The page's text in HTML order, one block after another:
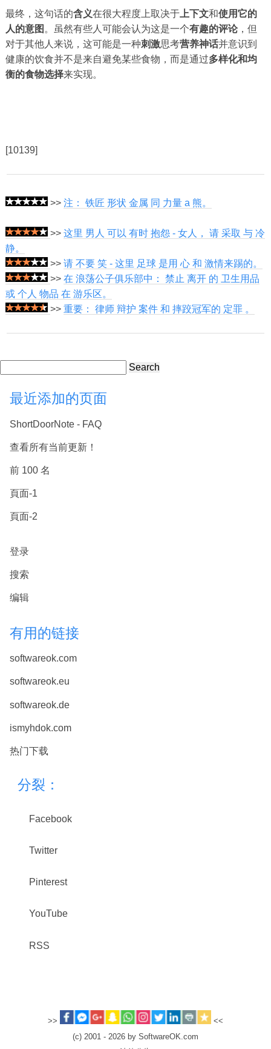
最终，这句话的含义在很大程度上取决于上下文和使用它的
人的意图 。虽然有些人可能会认为这是一个有趣的评论，但
对于其他人来说，这可能是一种刺激思考营养神话并意识到
健康的饮食并不是来自避免某些食物，而是通过多样化和均
衡的食物选择来实现。
[10139]
>> 注： 铁匠 形状 金属 同 力量 a 熊。
>> 这里 男人 可以 有时 抱怨 - 女人， 请 采取 与 冷
静。
>> 请 不要 笑 - 这里 足球 是用 心 和 激情来踢的。
>> 在 浪荡公子俱乐部中： 禁止 离开 的 卫生用品
或 个人 物品 在 游乐区。
>> 重要： 律师 辩护 案件 和 摔跤冠军的 定罪 。
Search
最近添加的页面
ShortDoorNote - FAQ
查看所有当前更新！
前 100 名
頁面-1
頁面-2
登录
搜索
编辑
有用的链接
softwareok.com
softwareok.eu
softwareok.de
ismyhdok.com
热门下载
分裂：
Facebook
Twitter
Pinterest
YouTube
RSS
>>
<<
(c) 2001 - 2026 by SoftwareOK.com